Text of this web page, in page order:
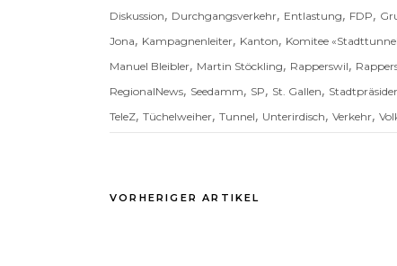
Diskussion, Durchgangsverkehr, Entlastung, FDP,
Jona, Kampagnenleiter, Kanton, Komitee
Manuel Bleibler, Martin Stöckling, Rapperswil,
RegionalNews, Seedamm, SP, St. Gallen,
TeleZ, Tüchelweiher, Tunnel, Unterirdisch, Verkehr,
VORHERIGER ARTIKEL